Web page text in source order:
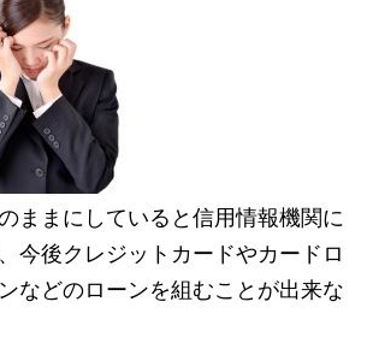
ままにしていると信用情報機関に
今後クレジットカードやカードロ
などのローンを組むことが出来な